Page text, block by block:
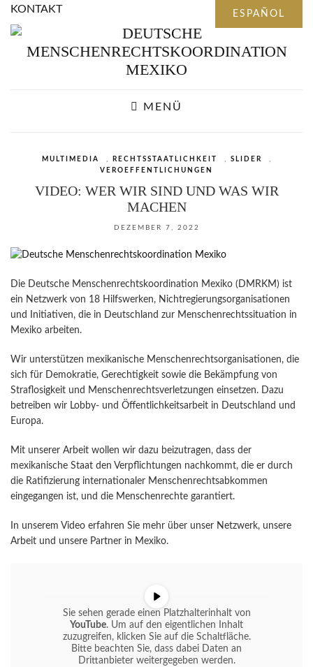
KONTAKT
MENÜ
MULTIMEDIA , RECHTSSTAATLICHKEIT , SLIDER
,
VEROEFFENTLICHUNGEN
VIDEO: WER WIR SIND UND WAS WIR
MACHEN
DEZEMBER 7, 2022
Die Deutsche Menschenrechtskoordination Mexiko (DMRKM) ist
ein Netzwerk von 18 Hilfswerken, Nichtregierungsorganisationen
und Initiativen, die in Deutschland zur Menschenrechtssituation in
Mexiko arbeiten.
Wir unterstützen mexikanische Menschenrechtsorganisationen, die
sich für Demokratie, Gerechtigkeit sowie die Bekämpfung von
Straflosigkeit und Menschenrechtsverletzungen einsetzen. Dazu
betreiben wir Lobby- und Öffentlichkeitsarbeit in Deutschland und
Europa.
Mit unserer Arbeit wollen wir dazu beizutragen, dass der
mexikanische Staat den Verpflichtungen nachkommt, die er durch
die Ratifizierung internationaler Menschenrechtsabkommen
eingegangen ist, und die Menschenrechte garantiert.
In unserem Video erfahren Sie mehr über unser Netzwerk, unsere
Arbeit und unsere Partner in Mexiko.
Sie sehen gerade einen Platzhalterinhalt von
YouTube. Um auf den eigentlichen Inhalt
zuzugreifen, klicken Sie auf die Schaltfläche.
Bitte beachten Sie, dass dabei Daten an
Drittanbieter weitergegeben werden.